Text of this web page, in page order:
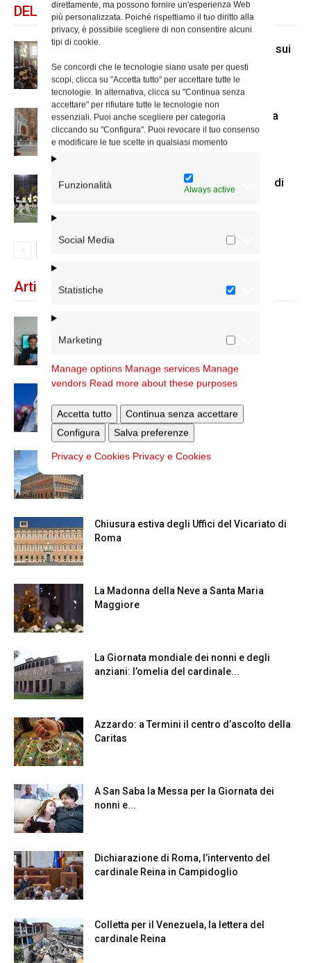
direttamente, ma possono fornire un'esperienza Web
più personalizzata. Poiché rispettiamo il tuo diritto alla
privacy, è possibile scegliere di non consentire alcuni
tipi di cookie.
Se concordi che le tecnologie siano usate per questi
scopi, clicca su "Accetta tutto" per accettare tutte le
tecnologie. In alternativa, clicca su "Continua senza
accettare" per rifiutare tutte le tecnologie non
essenziali. Puoi anche scegliere per categoria
cliccando su "Configura". Puoi revocare il tuo consenso
e modificare le tue scelte in qualsiasi momento
Funzionalità Always active
Social Media
Statistiche
Marketing
Manage options Manage services Manage
vendors Read more about these purposes
Accetta tutto
Continua senza accettare
Configura
Salva preferenze
Privacy e Cookies Privacy e Cookies
DELLO STESSO AUTORE
A San Carlo al Corso mostra di Mcl sui
senza dimora
Il nuovo accesso alla cripta di Santa
Prisca
Us Acli Roma, cominciato il torneo di
calcio a 5 con le parrocchie
Articoli recenti
dell’Istituto Paritario Sant’Apollinare
Dal 28 al 31 agosto il pellegrinaggio
diocesano a Lourdes
Nuove nomine nella diocesi di Roma
Chiusura estiva degli Uffici del Vicariato di
Roma
La Madonna della Neve a Santa Maria
Maggiore
La Giornata mondiale dei nonni e degli
anziani: l’omelia del cardinale...
Azzardo: a Termini il centro d’ascolto della
Caritas
A San Saba la Messa per la Giornata dei
nonni e...
Dichiarazione di Roma, l’intervento del
cardinale Reina in Campidoglio
Colletta per il Venezuela, la lettera del
cardinale Reina